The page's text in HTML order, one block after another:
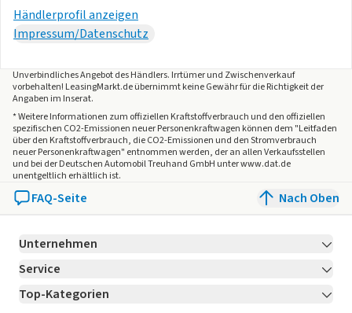
Händlerprofil anzeigen
Impressum/Datenschutz
Unverbindliches Angebot desHändlers. Irrtümer und Zwischenverkauf
vorbehalten! LeasingMarkt.de übernimmt keine Gewähr für die Richtigkeit der
Angaben im Inserat.
* Weitere Informationen zum offiziellen Kraftstoffverbrauch und den offiziellen
spezifischen CO2-Emissionen neuer Personenkraftwagen können dem "Leitfaden
über den Kraftstoffverbrauch, die CO2-Emissionen und den Stromverbrauch
neuer Personenkraftwagen" entnommen werden, der an allen Verkaufsstellen
und bei der Deutschen Automobil Treuhand GmbH unter www.dat.de
unentgeltlich erhältlich ist.
FAQ-Seite Nach Oben
Unternehmen
Über LeasingMarkt.de
Karriere Jetzt bewerben!
Service
Kontakt
Top-Kategorien